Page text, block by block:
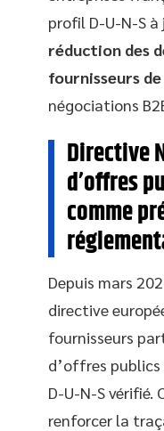
profil D-U-N-S
réduction des
fournisseurs
négociations
Directive
d’offres
comme
Depuis mars
directive
fournisseurs
d’offres publics
D-U-N-S
renforcer la